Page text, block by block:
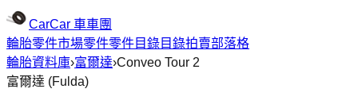
CarCar 車車團
輪胎零件市場零件零件目錄目錄拍賣部落格
輪胎資料庫›富爾達›Conveo Tour 2
富爾達 (Fulda)